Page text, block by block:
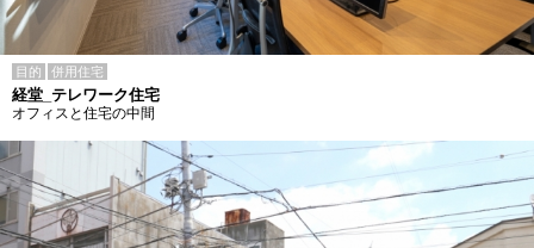
目的 併用住宅
経堂_テレワーク住宅
オフィスと住宅の中間